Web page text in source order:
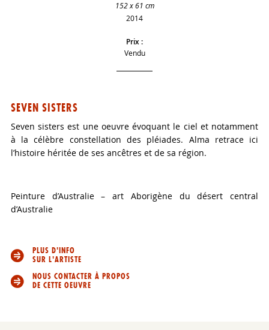
152 x 61 cm
2014
Prix :
Vendu
SEVEN SISTERS
Seven sisters est une oeuvre évoquant le ciel et notamment
à la célèbre constellation des pléiades. Alma retrace ici
l’histoire héritée de ses ancêtres et de sa région.
Peinture d’Australie – art Aborigène du désert central
d’Australie
PLUS D'INFO
SUR L'ARTISTE
NOUS CONTACTER À PROPOS
DE CETTE OEUVRE